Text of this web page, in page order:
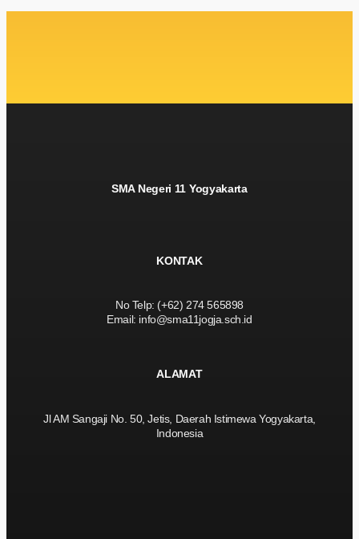
SMA Negeri 11 Yogyakarta
KONTAK
No Telp: (+62) 274 565898
Email: info@sma11jogja.sch.id
ALAMAT
Jl AM Sangaji No. 50, Jetis, Daerah Istimewa Yogyakarta,
Indonesia